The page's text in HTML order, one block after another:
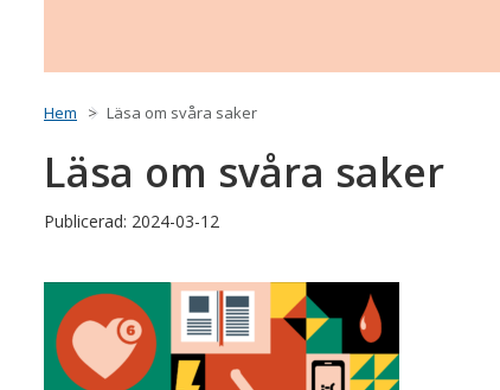
Hem Läsa om svåra saker
Läsa om svåra saker
Publicerad: 2024-03-12